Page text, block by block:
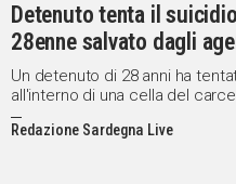
Detenuto tenta il
28enne salvato dagli
penitenziaria
Un detenuto di 28 anni ha
all'interno di una cella del
Fais, segretario regionale del
polizia penitenziaria.
Redazione Sardegna Live